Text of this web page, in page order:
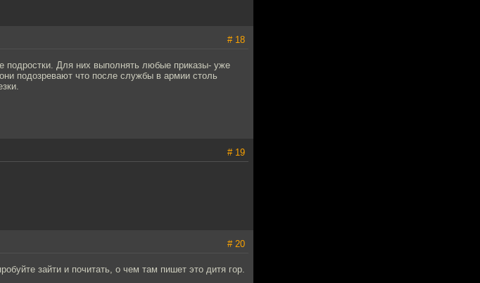
# 18
подростки. Для них выполнять любые приказы- уже
подозревают что после службы в армии столь
# 19
# 20
зайти и почитать, о чем там пишет это дитя гор.